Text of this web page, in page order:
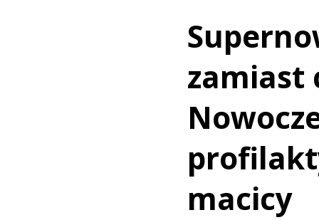
zamiast
macicy